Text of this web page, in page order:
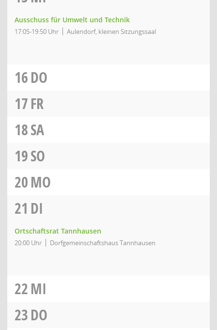
Ausschuss für Umwelt und Technik
17:05-19:50 Uhr Aulendorf, kleinen Sitzungssaal
16DO
17FR
18SA
19SO
20MO
21 DI
Ortschaftsrat Tannhausen
20:00 Uhr Dorfgemeinschaftshaus Tannhausen
22MI
23DO